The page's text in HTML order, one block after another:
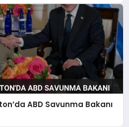
ABD Savunma Bakanı